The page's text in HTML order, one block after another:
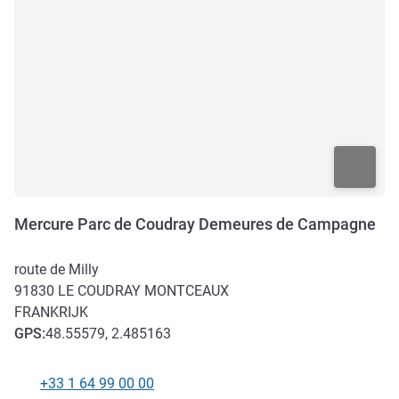
Mercure Parc de Coudray Demeures de Campagne
route de Milly
91830 LE COUDRAY MONTCEAUX
FRANKRIJK
GPS:48.55579, 2.485163
Telefoon
+33 1 64 99 00 00